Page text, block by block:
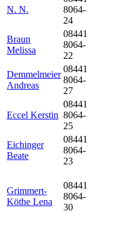
N. N.
8064-
24
Braun
Melissa
08441
8064-
22
Demmelmeier
Andreas
08441
8064-
27
Eccel Kerstin
08441
8064-
25
Eichinger
Beate
08441
8064-
23
Grimmert-
Köthe Lena
08441
8064-
30